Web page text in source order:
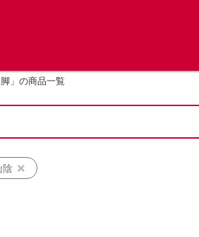
」の商品一覧
陰